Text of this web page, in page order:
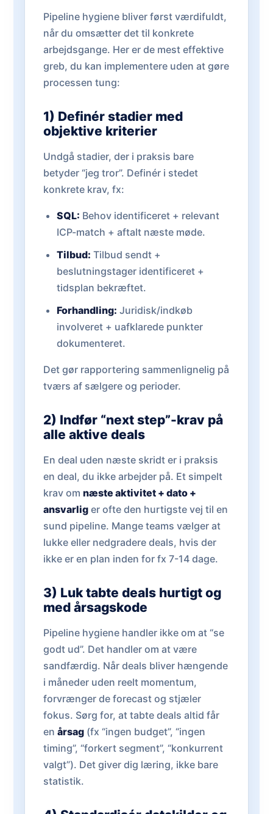
Pipeline hygiene bliver først værdifuldt,
når du omsætter det til konkrete
arbejdsgange. Her er de mest effektive
greb, du kan implementere uden at gøre
processen tung:
1) Definér stadier med
objektive kriterier
Undgå stadier, der i praksis bare
betyder “jeg tror”. Definér i stedet
konkrete krav, fx:
SQL: Behov identificeret + relevant
ICP-match + aftalt næste møde.
Tilbud: Tilbud sendt +
beslutningstager identificeret +
tidsplan bekræftet.
Forhandling: Juridisk/indkøb
involveret + uafklarede punkter
dokumenteret.
Det gør rapportering sammenlignelig på
tværs af sælgere og perioder.
2) Indfør “next step”-krav på
alle aktive deals
En deal uden næste skridt er i praksis
en deal, du ikke arbejder på. Et simpelt
krav om næste aktivitet + dato +
ansvarlig er ofte den hurtigste vej til en
sund pipeline. Mange teams vælger at
lukke eller nedgradere deals, hvis der
ikke er en plan inden for fx 7-14 dage.
3) Luk tabte deals hurtigt og
med årsagskode
Pipeline hygiene handler ikke om at “se
godt ud”. Det handler om at være
sandfærdig. Når deals bliver hængende
i måneder uden reelt momentum,
forvrænger de forecast og stjæler
fokus. Sørg for, at tabte deals altid får
en årsag (fx “ingen budget”, “ingen
timing”, “forkert segment”, “konkurrent
valgt”). Det giver dig læring, ikke bare
statistik.